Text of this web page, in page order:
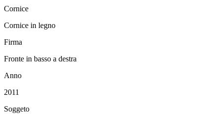
Cornice
Cornice in legno
Firma
Fronte in basso a destra
Anno
2011
Soggeto